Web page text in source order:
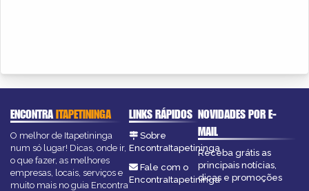
ENCONTRAITAPETININGA
O melhor de Itapetininga
num só lugar! Dicas, onde ir,
o que fazer, as melhores
empresas, locais, serviços e
muito mais no guia Encontra
LINKS RÁPIDOS
Sobre
EncontraItapetininga
Fale com o
EncontraItapetininga
NOVIDADES POR E-
MAIL
Receba grátis as
principais notícias,
dicas e promoções